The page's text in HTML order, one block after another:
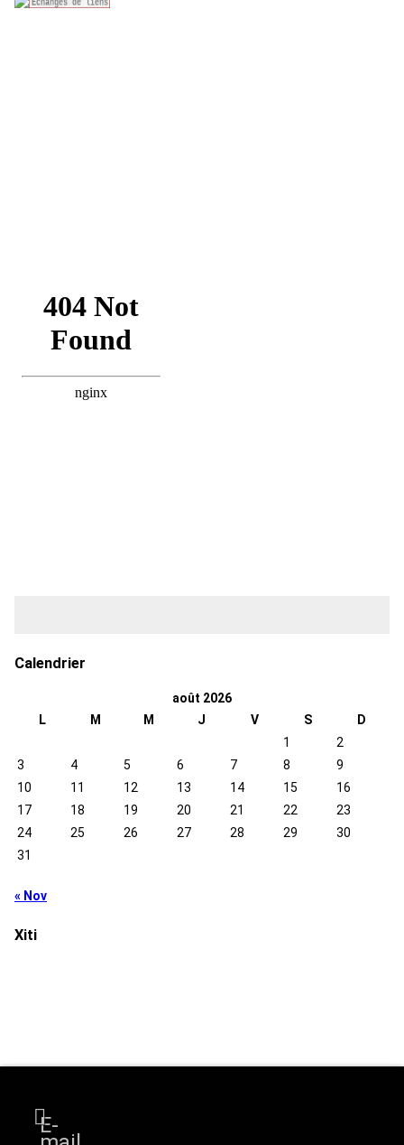
Calendrier
août 2026
L
M M J V S
D
1
2
3
4 5 6 7 8
9
10
11 12 13 14 15
16
17
18 19 20 21 22
23
24
25 26 27 28 29
30
31
« Nov
Xiti
E-